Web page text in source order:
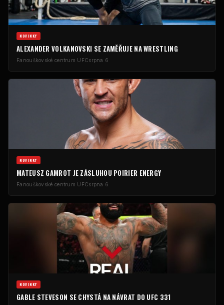
NOVINKY
ALEXANDER VOLKANOVSKI SE ZAMĚŘUJE NA WRESTLING
Fanouškovské centrum UFCsrpna 6
NOVINKY
MATEUSZ GAMROT JE ZÁSLUHOU POIRIER ENERGY
Fanouškovské centrum UFCsrpna 6
NOVINKY
GABLE STEVESON SE CHYSTÁ NA NÁVRAT DO UFC 331